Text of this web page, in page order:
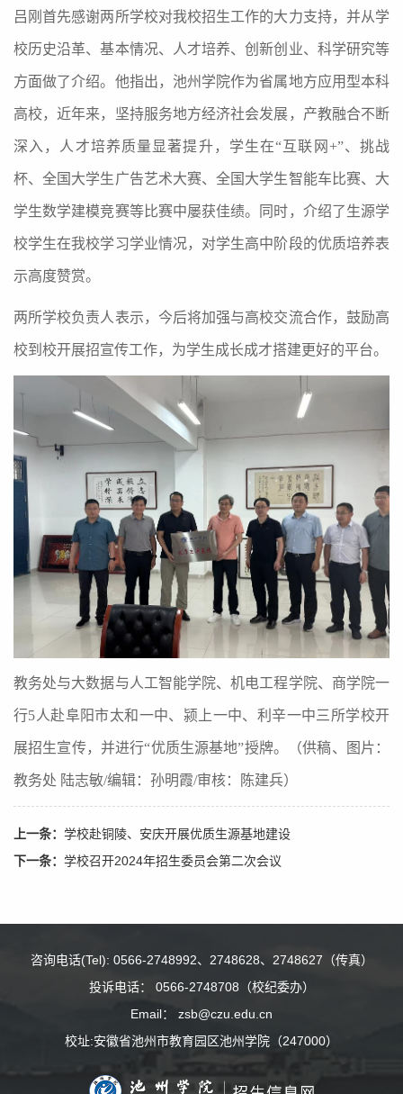
吕刚首先感谢两所学校对我校招生工作的大力支持，并从学
校历史沿革、基本情况、人才培养、创新创业、科学研究等
方面做了介绍。他指出，池州学院作为省属地方应用型本科
高校，近年来，坚持服务地方经济社会发展，产教融合不断
深入，人才培养质量显著提升，学生在“互联网+”、挑战
杯、全国大学生广告艺术大赛、全国大学生智能车比赛、大
学生数学建模竞赛等比赛中屡获佳绩。同时，介绍了生源学
校学生在我校学习学业情况，对学生高中阶段的优质培养表
示高度赞赏。
两所学校负责人表示，今后将加强与高校交流合作，鼓励高
校到校开展招宣传工作，为学生成长成才搭建更好的平台。
教务处与大数据与人工智能学院、机电工程学院、商学院一
行5人赴阜阳市太和一中、颍上一中、利辛一中三所学校开
展招生宣传，并进行“优质生源基地”授牌。（供稿、图片：
教务处 陆志敏/编辑：孙明霞/审核：陈建兵）
上一条： 学校赴铜陵、安庆开展优质生源基地建设
下一条： 学校召开2024年招生委员会第二次会议
咨询电话(Tel): 0566-2748992、2748628、2748627（传真）
投诉电话： 0566-2748708（校纪委办）
Email： zsb@czu.edu.cn
校址:安徽省池州市教育园区池州学院（247000）